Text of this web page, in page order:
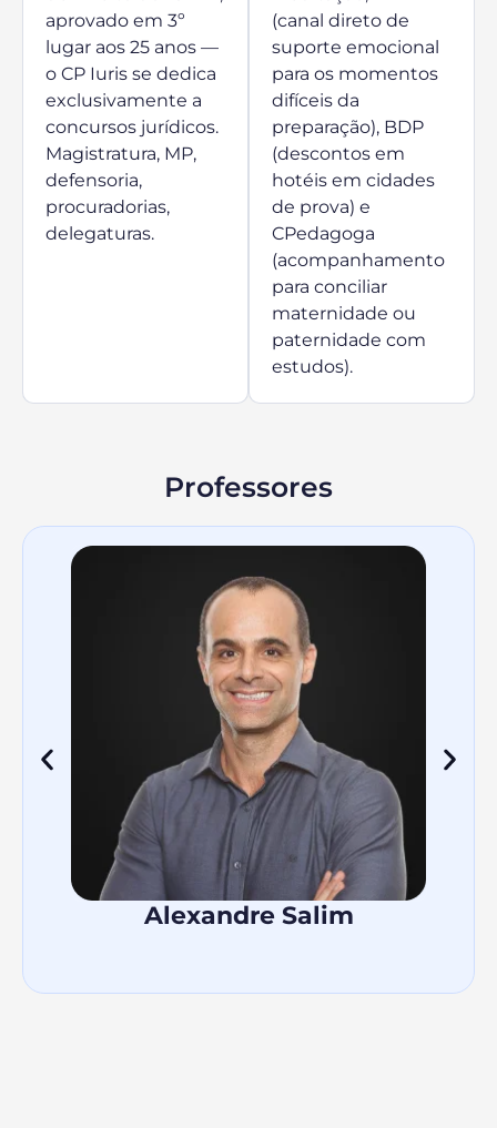
aprovado em 3º
lugar aos 25 anos —
o CP Iuris se dedica
exclusivamente a
concursos jurídicos.
Magistratura, MP,
defensoria,
procuradorias,
delegaturas.
(canal direto de
suporte emocional
para os momentos
difíceis da
preparação), BDP
(descontos em
hotéis em cidades
de prova) e
CPedagoga
(acompanhamento
para conciliar
maternidade ou
paternidade com
estudos).
Professores
Alexandre Salim